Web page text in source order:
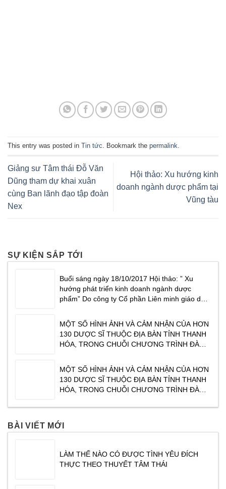
This entry was posted in Tin tức . Bookmark the permalink
Giảng sư Tâm thái Đỗ Văn
Dũng tham dự khai xuân
cùng Ban lãnh đạo tập đoàn
Nex
Hội thảo: Xu hướng kinh
doanh ngành dược phẩm tại
Vũng tàu
SỰ KIỆN SẮP TỚI
Buổi sáng ngày 18/10/2017 Hội thảo: ” Xu
hướng phát triển kinh doanh ngành dược
phẩm” Do công ty Cổ phần Liên minh giáo dục
dược phẩm Traphaco tổ chức tại Khách sạn
CenDelux Hotel Thành phố Tuy Hoà Tỉnh Phú
Yên. Tạ
MỘT SỐ HÌNH ẢNH VÀ CẢM NHẬN CỦA HƠN
130 DƯỢC SĨ THUỘC ĐỊA BÀN TỈNH THANH
HÓA, TRONG CHUỖI CHƯƠNG TRÌNH ĐÀO
DOANH NGÀNH DƯỢC PHẨM NĂM 2017″ DO
CHUYÊN GIA TÂM THÁI ĐỖ VĂN DŨNG CHIA
SẺ. CHƯƠNG TRÌNH ĐƯỢC TỔ CHỨC VÀO
SÁNG NGÀY
MỘT SỐ HÌNH ẢNH VÀ CẢM NHẬN CỦA HƠN
130 DƯỢC SĨ THUỘC ĐỊA BÀN TỈNH THANH
HÓA, TRONG CHUỖI CHƯƠNG TRÌNH ĐÀO
DOANH NGÀNH DƯỢC PHẨM NĂM 2017″ DO
SẺ. CHƯƠNG TRÌNH ĐƯỢC TỔ CHỨC VÀO
BÀI VIẾT MỚI
LÀM THẾ NÀO CÓ ĐƯỢC TÌNH YÊU ĐÍCH
THỰC THEO THUYẾT TÂM THÁI